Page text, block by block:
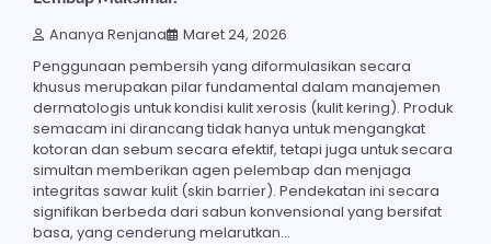
Ananya Renjana Maret 24, 2026
Penggunaan pembersih yang diformulasikan secara
khusus merupakan pilar fundamental dalam manajemen
dermatologis untuk kondisi kulit xerosis (kulit kering). Produk
semacam ini dirancang tidak hanya untuk mengangkat
kotoran dan sebum secara efektif, tetapi juga untuk secara
simultan memberikan agen pelembap dan menjaga
integritas sawar kulit (skin barrier). Pendekatan ini secara
signifikan berbeda dari sabun konvensional yang bersifat
basa, yang cenderung melarutkan…